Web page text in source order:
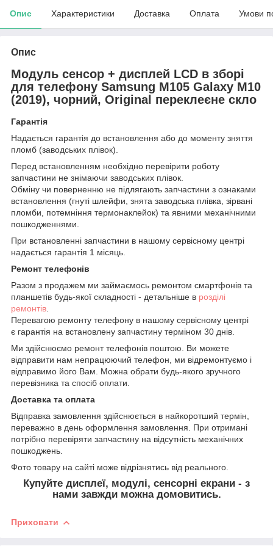
Опис Характеристики Доставка Оплата Умови
Опис
Модуль сенсор + дисплей LCD в зборі
для телефону Samsung M105 Galaxy M10
(2019), чорний, Original переклеєне скло
Гарантія
Надається гарантія до встановлення або до моменту зняття
пломб (заводських плівок).
Перед встановленням необхідно перевірити роботу
запчастини не знімаючи заводських плівок.
Обміну чи поверненню не підлягають запчастини з ознаками
встановлення (гнуті шлейфи, знята заводська плівка, зірвані
пломби, потемніння термонаклейок) та явними механічними
пошкодженнями.
При встановленні запчастини в нашому сервісному центрі
надається гарантія 1 місяць.
Ремонт телефонів
Разом з продажем ми займаємось ремонтом смартфонів та
планшетів будь-якої складності - детальніше в розділі
ремонтів
Перевагою ремонту телефону в нашому сервісному центрі
є гарантія на встановлену запчастину терміном 30 днів.
Ми здійснюємо ремонт телефонів поштою. Ви можете
відправити нам непрацюючий телефон, ми відремонтуємо і
відправимо його Вам. Можна обрати будь-якого зручного
перевізника та спосіб оплати.
Доставка та оплата
Відправка замовлення здійснюється в найкоротший термін,
переважно в день оформлення замовлення. При отримані
потрібно перевіряти запчастину на відсутність механічних
пошкоджень.
Фото товару на сайті може відрізнятись від реального.
Купуйте дисплеї, модулі, сенсорні екрани - з
нами завжди можна домовитись.
Приховати